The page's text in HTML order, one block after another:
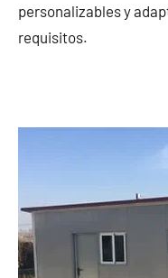
personalizables y
requisitos.